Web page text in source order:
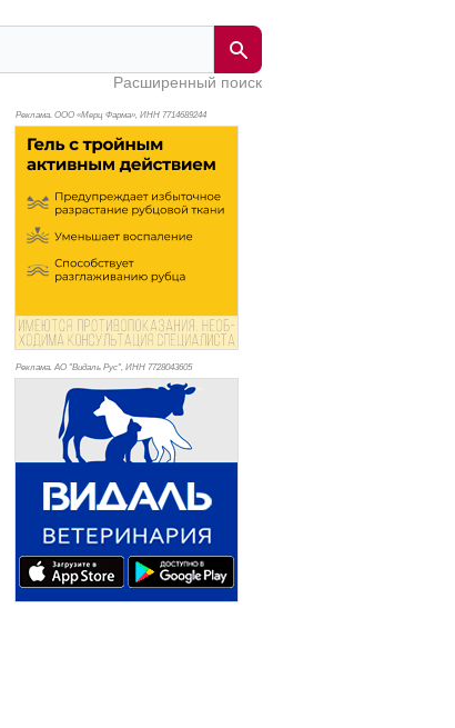
Расширенный поиск
Реклама. ООО «Мерц Фарма», ИНН 7714689244
Реклама. АО "Видаль Рус", ИНН 7728043605